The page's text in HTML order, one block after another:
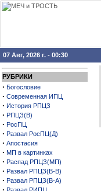
07 Авг, 2026 г. - 00:30
РУБРИКИ
· Богословие
· Современная ИПЦ
· История РПЦЗ
· РПЦЗ(В)
· РосПЦ
· Развал РосПЦ(Д)
· Апостасия
· МП в картинках
· Распад РПЦЗ(МП)
· Развал РПЦЗ(В-В)
· Развал РПЦЗ(В-А)